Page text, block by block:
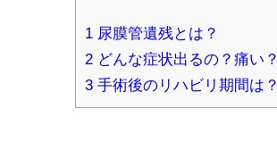
1 尿膜管遺残とは？
2 どんな症状出るの？痛い？
3 手術後のリハビリ期間は？